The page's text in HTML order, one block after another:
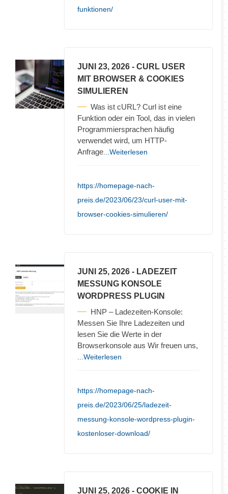
funktionen/
JUNI 23, 2026 - CURL USER
MIT BROWSER & COOKIES
SIMULIEREN
Was ist cURL? Curl ist eine
Funktion oder ein Tool, das in vielen
Programmiersprachen häufig
verwendet wird, um HTTP-
Anfrage ...Weiterlesen
https://homepage-nach-
preis.de/2023/06/23/curl-user-mit-
browser-cookies-simulieren/
JUNI 25, 2026 - LADEZEIT
MESSUNG KONSOLE
WORDPRESS PLUGIN
HNP – Ladezeiten-Konsole:
Messen Sie Ihre Ladezeiten und
lesen Sie die Werte in der
Browserkonsole aus Wir freuen uns,
...Weiterlesen
https://homepage-nach-
preis.de/2023/06/25/ladezeit-
messung-konsole-wordpress-plugin-
kostenloser-download/
JUNI 25, 2026 - COOKIE IN